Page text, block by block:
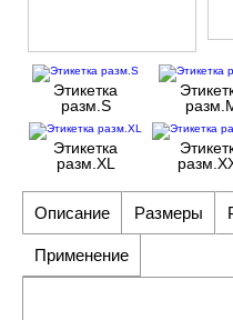
Этикетка
разм.S
Этикетка
разм.XL
Описание Размеры
Применение